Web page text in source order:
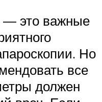
— это важные
Но
все
должен